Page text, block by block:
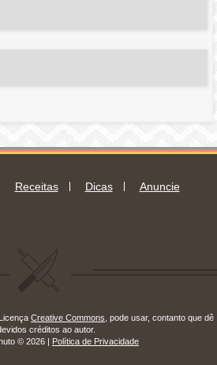
Receitas Dicas Anuncie
Creative Commons , pode usar, contanto que dê
créditos ao autor.
© 2026 | Política de Privacidade